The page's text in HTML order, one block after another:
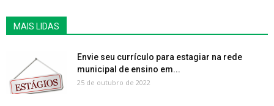
MAIS LIDAS
Envie seu currículo para estagiar na rede
municipal de ensino em...
25 de outubro de 2022